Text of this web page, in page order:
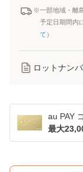
※一部地域・離
予定日期間内
て ）
ロットナンバ
au PAY
最大